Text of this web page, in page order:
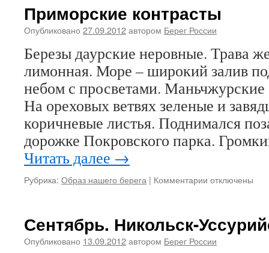
рифмы
Николая
Приморские контрасты
Опубликовано 27.09.2012автором Берег России
Березы даурские неровные. Трава
лимонная. Море – широкий залив
небом с просветами. Маньчжурские
На ореховых ветвях зеленые и
коричневые листья. Поднимался
дорожке Покровского парка.
Читать далее →
Рубрика: Образ нашего берега | Комментарии котключены
Сентябрь. Никольск-
Опубликовано 13.09.2012автором Берег России